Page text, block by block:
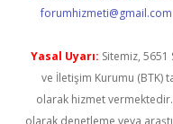
forumhizmeti@gmail.com
Yasal Uyarı: Sitemiz, 5651
ve İletişim Kurumu (BTK)
olarak hizmet
olarak denetleme veya